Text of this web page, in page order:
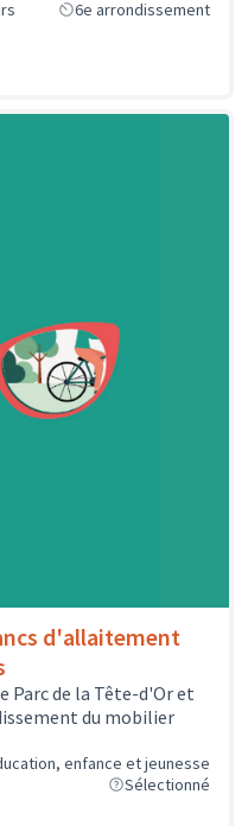
6e arrondissement
d'allaitement
Parc de la Tête-d'Or et
du mobilier
enfance et jeunesse
Sélectionné